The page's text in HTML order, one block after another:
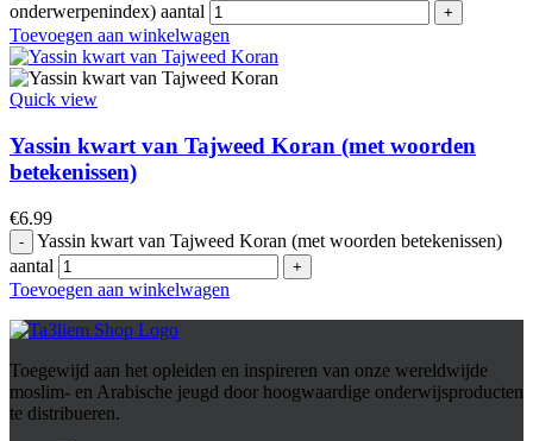
onderwerpenindex) aantal
Toevoegen aan winkelwagen
Quick view
Yassin kwart van Tajweed Koran (met woorden
betekenissen)
€6.99
Yassin kwart van Tajweed Koran (met woorden betekenissen)
aantal
Toevoegen aan winkelwagen
Toegewijd aan het opleiden en inspireren van onze wereldwijde
moslim- en Arabische jeugd door hoogwaardige onderwijsproducten
te distribueren.